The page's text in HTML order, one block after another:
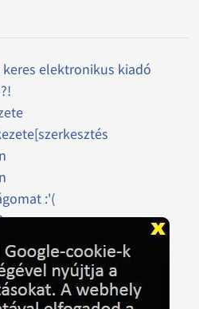
elektronikus kiadó
:'(
hegy, 1947
1976 és 1990